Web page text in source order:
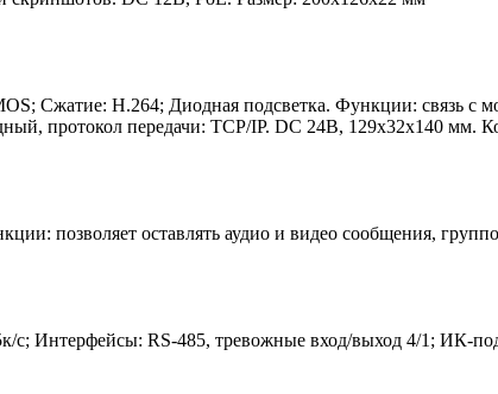
Cжатие: H.264; Диодная подсветка. Функции: связь с
протокол передачи: TCP/IP. DC 24В, 129х32х140 мм.
позволяет оставлять аудио и видео сообщения,
с; Интерфейсы: RS-485, тревожные вход/выход 4/1; ИК-